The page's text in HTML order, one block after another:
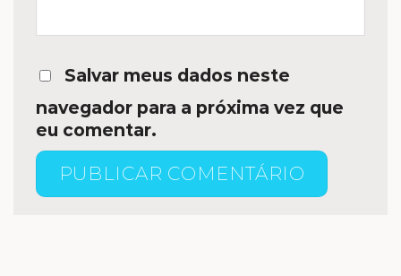
Salvar meus dados neste
navegador para a próxima vez que
eu comentar.